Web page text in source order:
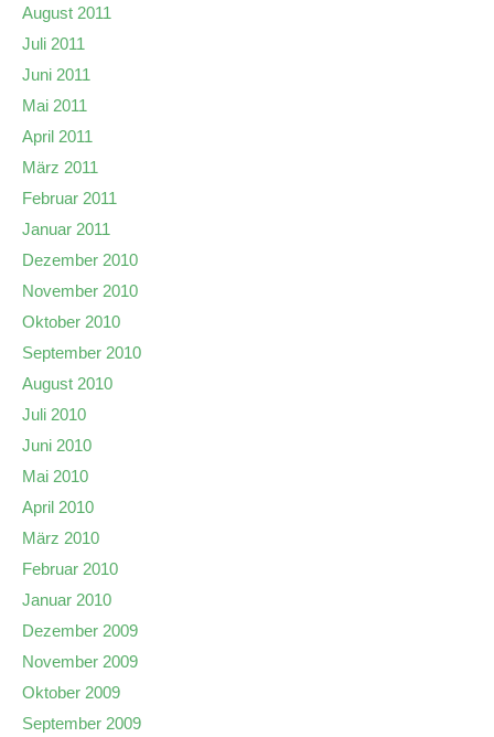
August 2011
Juli 2011
Juni 2011
Mai 2011
April 2011
März 2011
Februar 2011
Januar 2011
Dezember 2010
November 2010
Oktober 2010
September 2010
August 2010
Juli 2010
Juni 2010
Mai 2010
April 2010
März 2010
Februar 2010
Januar 2010
Dezember 2009
November 2009
Oktober 2009
September 2009